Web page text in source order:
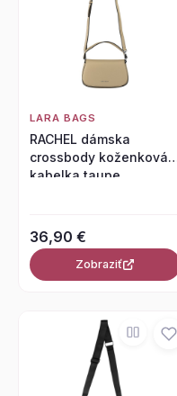
LARA BAGS
RACHEL dámska
crossbody koženková
kabelka taupe
36,90 €
Zobraziť